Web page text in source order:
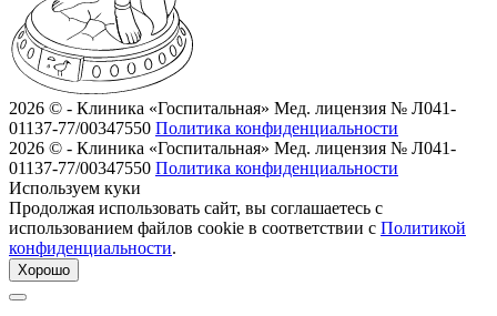
2026 © - Клиника «Госпитальная» Мед. лицензия № Л041-
01137-77/00347550 Политика конфиденциальности
2026 © - Клиника «Госпитальная» Мед. лицензия № Л041-
01137-77/00347550 Политика конфиденциальности
Используем куки
Продолжая использовать сайт, вы соглашаетесь с
использованием файлов cookie в соответствии с Политикой
конфиденциальности.
Хорошо